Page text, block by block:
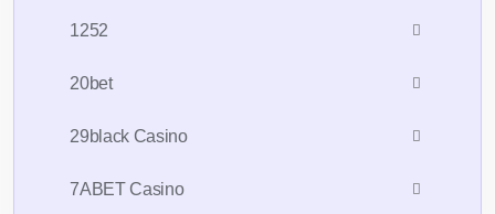
1252
20bet
29black Casino
7ABET Casino